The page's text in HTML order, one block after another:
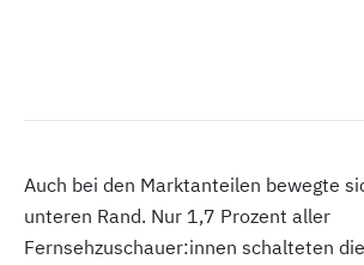
Auch bei den Marktanteilen bewegte
unteren Rand. Nur 1,7 Prozent aller
Fernsehzuschauer:innen schalteten